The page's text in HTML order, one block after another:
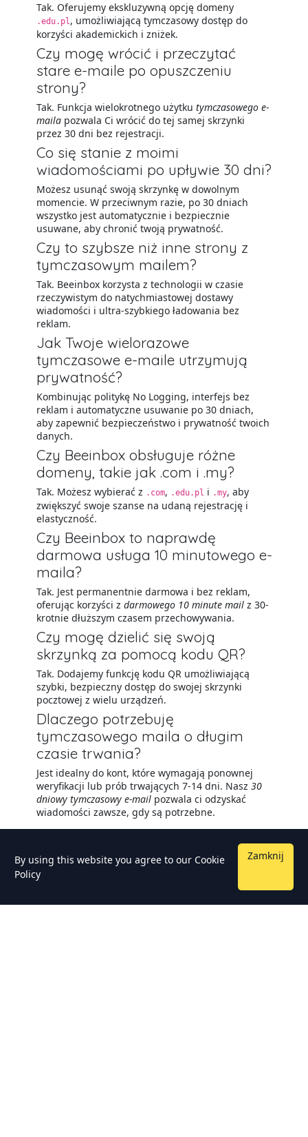
Tak. Oferujemy ekskluzywną opcję domeny
.edu.pl, umożliwiającą tymczasowy dostęp do
korzyści akademickich i zniżek.
Czy mogę wrócić i przeczytać
stare e-maile po opuszczeniu
strony?
Tak. Funkcja wielokrotnego użytku tymczasowego e-
mailapozwala Ci wrócić do tej samej skrzynki
przez 30 dni bez rejestracji.
Co się stanie z moimi
wiadomościami po upływie 30 dni?
Możesz usunąć swoją skrzynkę w dowolnym
momencie. W przeciwnym razie, po 30 dniach
wszystko jest automatycznie i bezpiecznie
usuwane, aby chronić twoją prywatność.
Czy to szybsze niż inne strony z
tymczasowym mailem?
Tak. Beeinbox korzysta z technologii w czasie
rzeczywistym do natychmiastowej dostawy
wiadomości i ultra-szybkiego ładowania bez
reklam.
Jak Twoje wielorazowe
tymczasowe e-maile utrzymują
prywatność?
Kombinując politykę No Logging, interfejs bez
reklam i automatyczne usuwanie po 30 dniach,
aby zapewnić bezpieczeństwo i prywatność twoich
danych.
Czy Beeinbox obsługuje różne
domeny, takie jak .com i .my?
Tak. Możesz wybierać z .com, .edu.pl i .my, aby
zwiększyć swoje szanse na udaną rejestrację i
elastyczność.
Czy Beeinbox to naprawdę
darmowa usługa 10 minutowego e-
maila?
Tak. Jest permanentnie darmowa i bez reklam,
oferując korzyści z darmowego 10 minute mailz 30-
krotnie dłuższym czasem przechowywania.
Czy mogę dzielić się swoją
skrzynką za pomocą kodu QR?
Tak. Dodajemy funkcję kodu QR umożliwiającą
szybki, bezpieczny dostęp do swojej skrzynki
pocztowej z wielu urządzeń.
Dlaczego potrzebuję
tymczasowego maila o długim
czasie trwania?
Jest idealny do kont, które wymagają ponownej
weryfikacji lub prób trwających 7-14 dni. Nasz 30
dniowy tymczasowy e-mailpozwala ci odzyskać
wiadomości zawsze, gdy są potrzebne.
By using this website you agree to our Cookie
Policy
Zamknij